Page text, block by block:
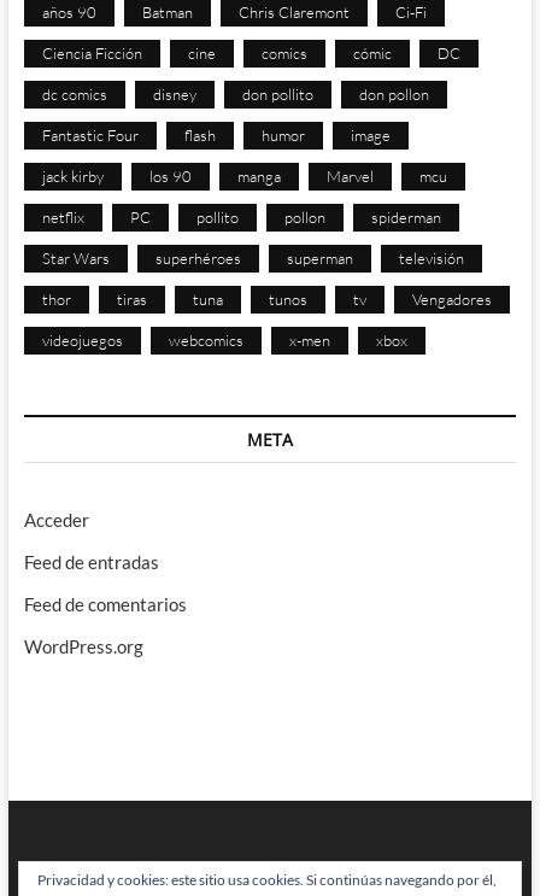
años 90 Batman Chris Claremont Ci-Fi
Ciencia Ficción cine comics cómic DC
dc comics disney don pollito don pollon
Fantastic Four flash humor image
jack kirby los 90 manga Marvel mcu
netflix PC pollito pollon spiderman
Star Wars superhéroes superman televisión
thor tiras tuna tunos tv Vengadores
videojuegos webcomics x-men xbox
META
Acceder
Feed de entradas
Feed de comentarios
WordPress.org
Privacidad y cookies: este sitio usa cookies. Si continúas navegando por él,